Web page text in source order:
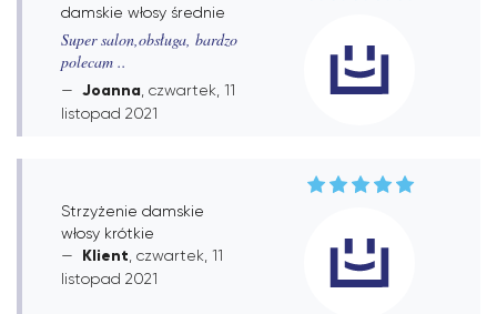
damskie włosy średnie
Super salon,obsługa, bardzo
polecam ..
Joanna , czwartek, 11
listopad 2021
Strzyżenie damskie
włosy krótkie
Klient , czwartek, 11
listopad 2021